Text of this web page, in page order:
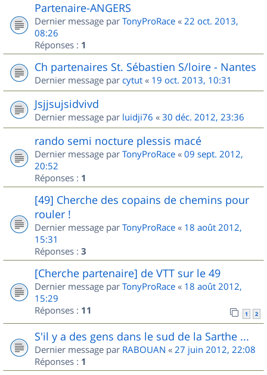
Partenaire-ANGERS
Dernier message par TonyProRace « 22 oct. 2013,
08:26
Réponses : 1
Ch partenaires St. Sébastien S/loire - Nantes
Dernier message par cytut « 19 oct. 2013, 10:31
Jsjjsujsidvivd
Dernier message par luidji76 « 30 déc. 2012, 23:36
rando semi nocture plessis macé
Dernier message par TonyProRace « 09 sept. 2012,
20:52
Réponses : 1
[49] Cherche des copains de chemins pour
rouler !
Dernier message par TonyProRace « 18 août 2012,
15:31
Réponses : 3
[Cherche partenaire] de VTT sur le 49
Dernier message par TonyProRace « 18 août 2012,
15:29
Réponses : 11 1 2
S'il y a des gens dans le sud de la Sarthe ...
Dernier message par RABOUAN « 27 juin 2012, 22:08
Réponses : 1